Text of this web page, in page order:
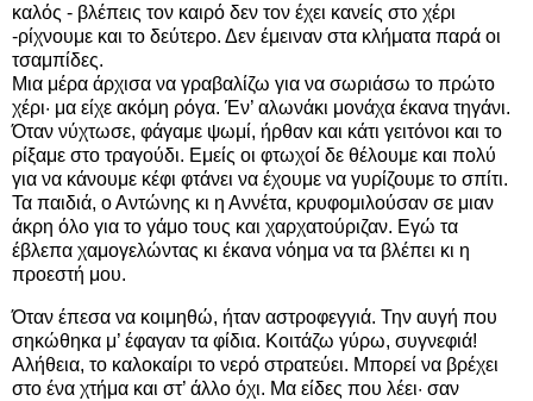
καλός - βλέπεις τον καιρό δεν τον έχει κανείς στο χέρι
-ρίχνουμε και το δεύτερο. Δεν έμειναν στα κλήματα παρά οι
τσαμπίδες.
Μια μέρα άρχισα να γραβαλίζω για να σωριάσω το πρώτο
χέρι· μα είχε ακόμη ρόγα. Έν’ αλωνάκι μονάχα έκανα τηγάνι.
Όταν νύχτωσε, φάγαμε ψωμί, ήρθαν και κάτι γειτόνοι και το
ρίξαμε στο τραγούδι. Εμείς οι φτωχοί δε θέλουμε και πολύ
για να κάνουμε κέφι φτάνει να έχουμε να γυρίζουμε το σπίτι.
Τα παιδιά, ο Αντώνης κι η Αννέτα, κρυφομιλούσαν σε μιαν
άκρη όλο για το γάμο τους και χαρχατούριζαν. Εγώ τα
έβλεπα χαμογελώντας κι έκανα νόημα να τα βλέπει κι η
προεστή μου.
Όταν έπεσα να κοιμηθώ, ήταν αστροφεγγιά. Την αυγή που
σηκώθηκα μ’ έφαγαν τα φίδια. Κοιτάζω γύρω, συγνεφιά!
Αλήθεια, το καλοκαίρι το νερό στρατεύει. Μπορεί να βρέχει
στο ένα χτήμα και στ’ άλλο όχι. Μα είδες που λέει· σαν